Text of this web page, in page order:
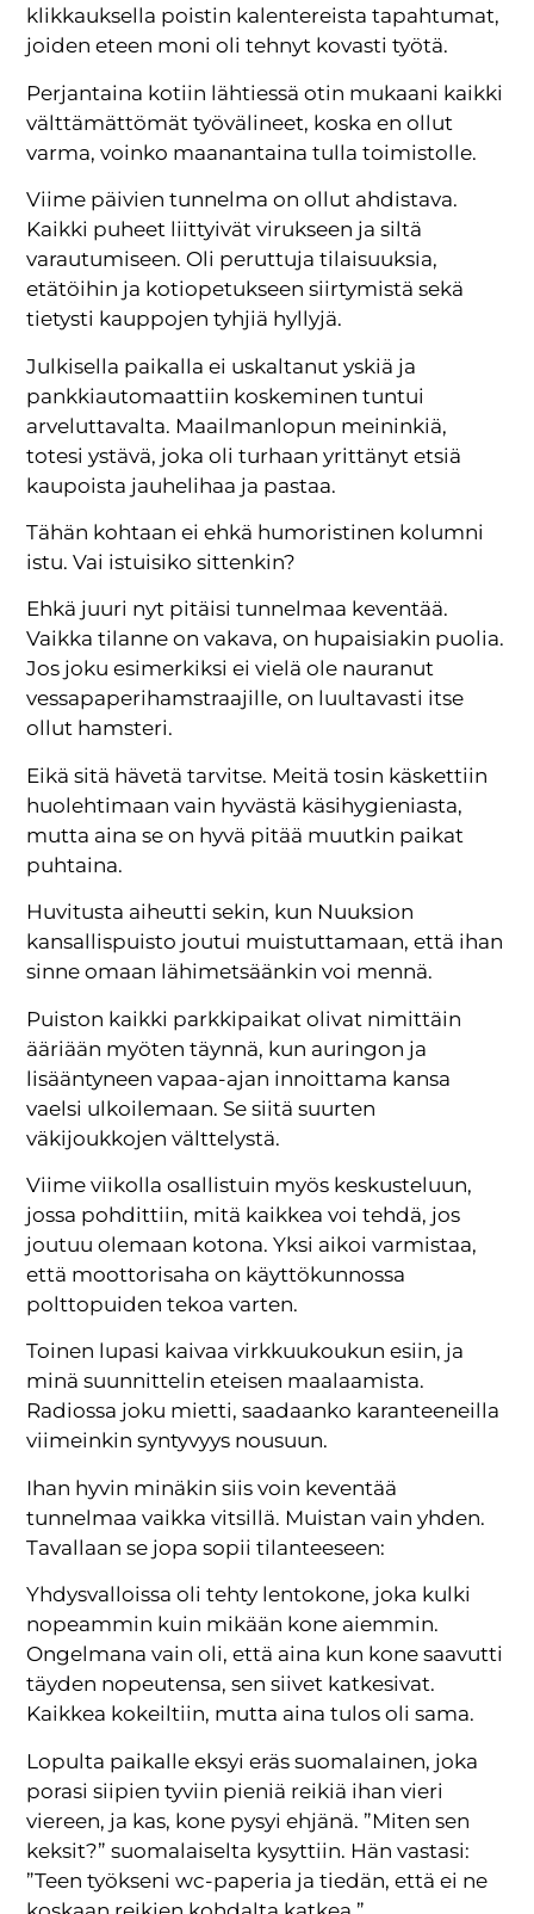
klikkauksella poistin kalentereista tapahtumat,
joiden eteen moni oli tehnyt kovasti työtä.
Perjantaina kotiin lähtiessä otin mukaani kaikki
välttämättömät työvälineet, koska en ollut
varma, voinko maanantaina tulla toimistolle.
Viime päivien tunnelma on ollut ahdistava.
Kaikki puheet liittyivät virukseen ja siltä
varautumiseen. Oli peruttuja tilaisuuksia,
etätöihin ja kotiopetukseen siirtymistä sekä
tietysti kauppojen tyhjiä hyllyjä.
Julkisella paikalla ei uskaltanut yskiä ja
pankkiautomaattiin koskeminen tuntui
arveluttavalta. Maailmanlopun meininkiä,
totesi ystävä, joka oli turhaan yrittänyt etsiä
kaupoista jauhelihaa ja pastaa.
Tähän kohtaan ei ehkä humoristinen kolumni
istu. Vai istuisiko sittenkin?
Ehkä juuri nyt pitäisi tunnelmaa keventää.
Vaikka tilanne on vakava, on hupaisiakin puolia.
Jos joku esimerkiksi ei vielä ole nauranut
vessapaperihamstraajille, on luultavasti itse
ollut hamsteri.
Eikä sitä hävetä tarvitse. Meitä tosin käskettiin
huolehtimaan vain hyvästä käsihygieniasta,
mutta aina se on hyvä pitää muutkin paikat
puhtaina.
Huvitusta aiheutti sekin, kun Nuuksion
kansallispuisto joutui muistuttamaan, että ihan
sinne omaan lähimetsäänkin voi mennä.
Puiston kaikki parkkipaikat olivat nimittäin
ääriään myöten täynnä, kun auringon ja
lisääntyneen vapaa-ajan innoittama kansa
vaelsi ulkoilemaan. Se siitä suurten
väkijoukkojen välttelystä.
Viime viikolla osallistuin myös keskusteluun,
jossa pohdittiin, mitä kaikkea voi tehdä, jos
joutuu olemaan kotona. Yksi aikoi varmistaa,
että moottorisaha on käyttökunnossa
polttopuiden tekoa varten.
Toinen lupasi kaivaa virkkuukoukun esiin, ja
minä suunnittelin eteisen maalaamista.
Radiossa joku mietti, saadaanko karanteeneilla
viimeinkin syntyvyys nousuun.
Ihan hyvin minäkin siis voin keventää
tunnelmaa vaikka vitsillä. Muistan vain yhden.
Tavallaan se jopa sopii tilanteeseen:
Yhdysvalloissa oli tehty lentokone, joka kulki
nopeammin kuin mikään kone aiemmin.
Ongelmana vain oli, että aina kun kone saavutti
täyden nopeutensa, sen siivet katkesivat.
Kaikkea kokeiltiin, mutta aina tulos oli sama.
Lopulta paikalle eksyi eräs suomalainen, joka
porasi siipien tyviin pieniä reikiä ihan vieri
viereen, ja kas, kone pysyi ehjänä. ”Miten sen
keksit?” suomalaiselta kysyttiin. Hän vastasi:
”Teen työkseni wc-paperia ja tiedän, että ei ne